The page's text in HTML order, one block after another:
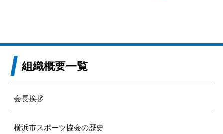
組織概要一覧
会長挨拶
横浜市スポーツ協会の歴史